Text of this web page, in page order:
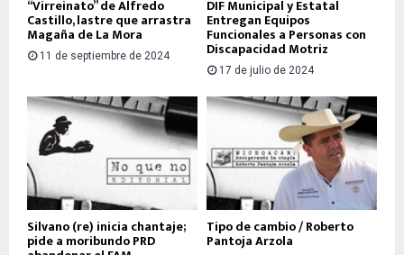
“Virreinato” de Alfredo
Castillo, lastre que arrastra
Magaña de La Mora
11 de septiembre de 2024
DIF Municipal y Estatal
Entregan Equipos
Funcionales a Personas con
Discapacidad Motriz
17 de julio de 2024
Silvano (re) inicia chantaje;
pide a moribundo PRD
Tipo de cambio / Roberto
Pantoja Arzola